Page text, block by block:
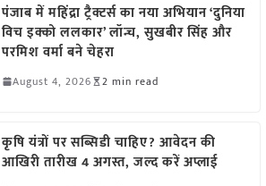
पंजाब में महिंद्रा ट्रैक्टर्स का नया अभियान ‘दुनिया
विच इक्को ललकार’ लॉन्च, सुखबीर सिंह और
परमिश वर्मा बने चेहरा
August 4, 2026 2 min read
कृषि यंत्रों पर सब्सिडी चाहिए? आवेदन की
आखिरी तारीख 4 अगस्त, जल्द करें अप्लाई